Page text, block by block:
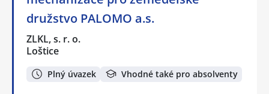
družstvo PALOMO a.s.
ZLKL, s. r. o.
Loštice
Plný úvazek Vhodné také pro absolventy